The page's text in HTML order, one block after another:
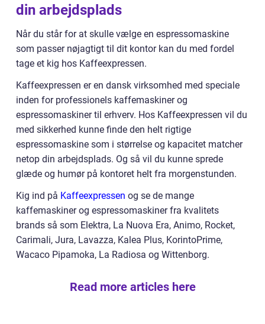
din arbejdsplads
Når du står for at skulle vælge en espressomaskine
som passer nøjagtigt til dit kontor kan du med fordel
tage et kig hos Kaffeexpressen.
Kaffeexpressen er en dansk virksomhed med speciale
inden for professionels kaffemaskiner og
espressomaskiner til erhverv. Hos Kaffeexpressen vil du
med sikkerhed kunne finde den helt rigtige
espressomaskine som i størrelse og kapacitet matcher
netop din arbejdsplads. Og så vil du kunne sprede
glæde og humør på kontoret helt fra morgenstunden.
Kig ind på Kaffeexpressen og se de mange
kaffemaskiner og espressomaskiner fra kvalitets
brands så som Elektra, La Nuova Era, Animo, Rocket,
Carimali, Jura, Lavazza, Kalea Plus, KorintoPrime,
Wacaco Pipamoka, La Radiosa og Wittenborg.
Read more articles here